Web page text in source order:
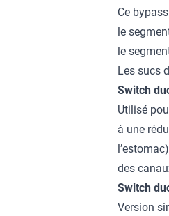
Ce
le
le
Les sucs
Switch
Utilisé
à une
des
Switch
Version